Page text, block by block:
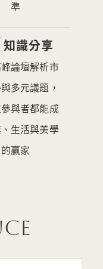
準
知識分享
論壇解析市
多元議題，
與者都能成
生活與美學
的贏家